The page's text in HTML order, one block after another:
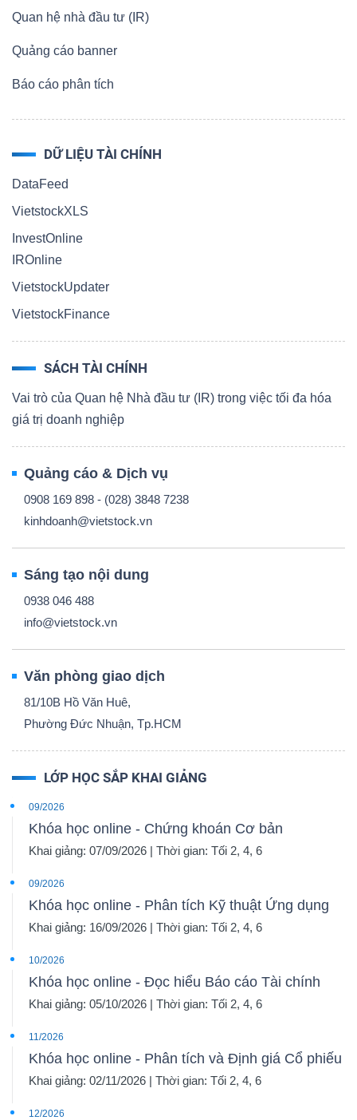
Quan hệ nhà đầu tư (IR)
Quảng cáo banner
Báo cáo phân tích
DỮ LIỆU TÀI CHÍNH
DataFeed
VietstockXLS
InvestOnline
IROnline
VietstockUpdater
VietstockFinance
SÁCH TÀI CHÍNH
Vai trò của Quan hệ Nhà đầu tư (IR) trong việc tối đa hóa
giá trị doanh nghiệp
Quảng cáo & Dịch vụ
0908 169 898 - (028) 3848 7238
kinhdoanh@vietstock.vn
Sáng tạo nội dung
0938 046 488
info@vietstock.vn
Văn phòng giao dịch
81/10B Hồ Văn Huê,
Phường Đức Nhuận, Tp.HCM
LỚP HỌC SẮP KHAI GIẢNG
09/2026
Khóa học online - Chứng khoán Cơ bản
Khai giảng: 07/09/2026 | Thời gian: Tối 2, 4, 6
09/2026
Khóa học online - Phân tích Kỹ thuật Ứng dụng
Khai giảng: 16/09/2026 | Thời gian: Tối 2, 4, 6
10/2026
Khóa học online - Đọc hiểu Báo cáo Tài chính
Khai giảng: 05/10/2026 | Thời gian: Tối 2, 4, 6
11/2026
Khóa học online - Phân tích và Định giá Cổ phiếu
Khai giảng: 02/11/2026 | Thời gian: Tối 2, 4, 6
12/2026